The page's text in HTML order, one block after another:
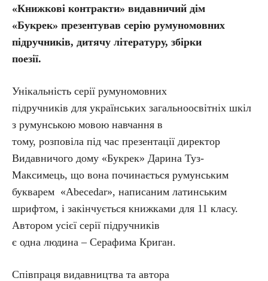
«Книжкові контракти» видавничий дім
«Букрек» презентував серію румуномовних
підручників, дитячу літературу, збірки
поезії.
Унікальність серії румуномовних
підручників для українських загальноосвітніх шкіл
з румунською мовою навчання в
тому, розповіла під час презентації директор
Видавничого дому «Букрек» Дарина Туз-
Максимець, що вона починається румунським
букварем «Abecedar», написаним латинським
шрифтом, і закінчується книжками для 11 класу.
Автором усієї серії підручників
є одна людина – Серафима Криган.
Співпраця видавництва та автора